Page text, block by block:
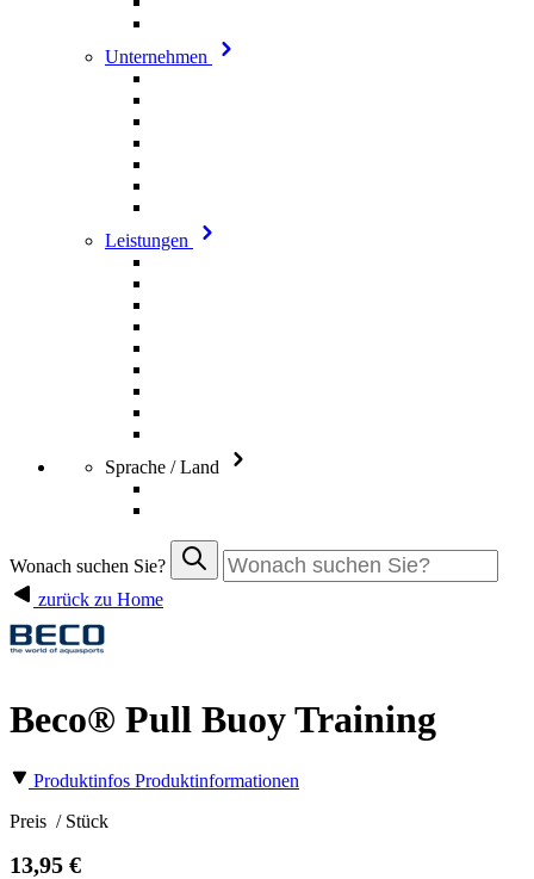
Unternehmen
Leistungen
Sprache / Land
Wonach suchen Sie?
zurück zu Home
Beco® Pull Buoy Training
Produktinfos Produktinformationen
Preis / Stück
13,95 €